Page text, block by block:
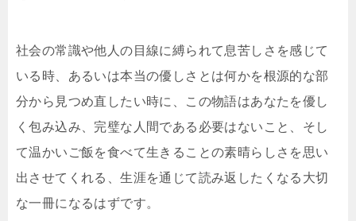
社会の常識や他人の目線に縛られて息苦しさを感じて
いる時、あるいは本当の優しさとは何かを根源的な部
分から見つめ直したい時に、この物語はあなたを優し
く包み込み、完璧な人間である必要はないこと、そし
て温かいご飯を食べて生きることの素晴らしさを思い
出させてくれる、生涯を通じて読み返したくなる大切
な一冊になるはずです。